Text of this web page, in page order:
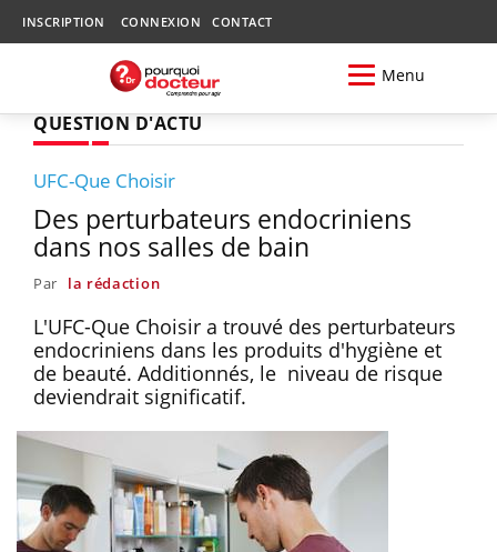
INSCRIPTION CONNEXION CONTACT
Menu
QUESTION D'ACTU
UFC-Que Choisir
Des perturbateurs endocriniens
dans nos salles de bain
Par la rédaction
L'UFC-Que Choisir a trouvé des perturbateurs
endocriniens dans les produits d'hygiène et
de beauté. Additionnés, le niveau de risque
deviendrait significatif.